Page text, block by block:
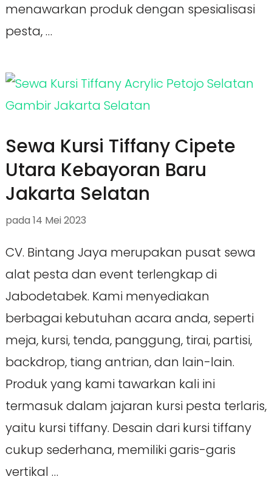
menawarkan produk dengan spesialisasi
pesta, …
Sewa Kursi Tiffany Cipete
Utara Kebayoran Baru
Jakarta Selatan
pada 14 Mei 2023
CV. Bintang Jaya merupakan pusat sewa
alat pesta dan event terlengkap di
Jabodetabek. Kami menyediakan
berbagai kebutuhan acara anda, seperti
meja, kursi, tenda, panggung, tirai, partisi,
backdrop, tiang antrian, dan lain-lain.
Produk yang kami tawarkan kali ini
termasuk dalam jajaran kursi pesta terlaris,
yaitu kursi tiffany. Desain dari kursi tiffany
cukup sederhana, memiliki garis-garis
vertikal …